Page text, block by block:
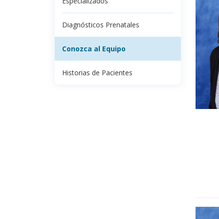
Diagnósticos Prenatales
Conozca al Equipo
Historias de Pacientes